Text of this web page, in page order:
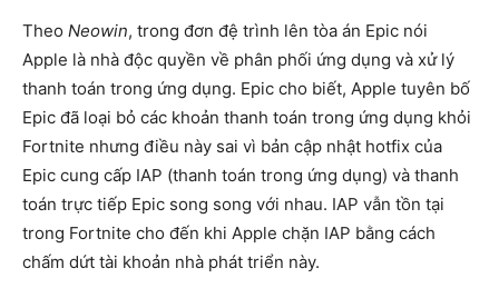
Theo Neowin, trong đơn đệ trình lên tòa án Epic nói
Apple là nhà độc quyền về phân phối ứng dụng và xử lý
thanh toán trong ứng dụng. Epic cho biết, Apple tuyên bố
Epic đã loại bỏ các khoản thanh toán trong ứng dụng khỏi
Fortnite nhưng điều này sai vì bản cập nhật hotfix của
Epic cung cấp IAP (thanh toán trong ứng dụng) và thanh
toán trực tiếp Epic song song với nhau. IAP vẫn tồn tại
trong Fortnite cho đến khi Apple chặn IAP bằng cách
chấm dứt tài khoản nhà phát triển này.